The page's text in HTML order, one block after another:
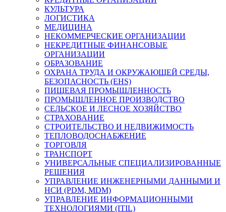
КУЛЬТУРА
ЛОГИСТИКА
МЕДИЦИНА
НЕКОММЕРЧЕСКИЕ ОРГАНИЗАЦИИ
НЕКРЕДИТНЫЕ ФИНАНСОВЫЕ
ОРГАНИЗАЦИИ
ОБРАЗОВАНИЕ
ОХРАНА ТРУДА И ОКРУЖАЮЩЕЙ СРЕДЫ,
БЕЗОПАСНОСТЬ (EHS)
ПИЩЕВАЯ ПРОМЫШЛЕННОСТЬ
ПРОМЫШЛЕННОЕ ПРОИЗВОДСТВО
СЕЛЬСКОЕ И ЛЕСНОЕ ХОЗЯЙСТВО
СТРАХОВАНИЕ
СТРОИТЕЛЬСТВО И НЕДВИЖИМОСТЬ
ТЕПЛОВОДОСНАБЖЕНИЕ
ТОРГОВЛЯ
ТРАНСПОРТ
УНИВЕРСАЛЬНЫЕ СПЕЦИАЛИЗИРОВАННЫЕ
РЕШЕНИЯ
УПРАВЛЕНИЕ ИНЖЕНЕРНЫМИ ДАННЫМИ И
НСИ (PDM, MDM)
УПРАВЛЕНИЕ ИНФОРМАЦИОННЫМИ
ТЕХНОЛОГИЯМИ (ITIL)